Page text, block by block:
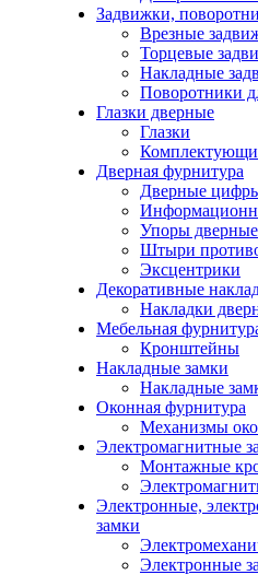
Задвижки,
Врезные
Торцевые
Накладные
Поворотники
Глазки дверные
Глазки
Дверная фурнитура
Дверные
Упоры дверные
Штыри
Эксцентрики
Декоративные
Накладки
Мебельная
Кронштейны
Накладные замки
Накладные
Оконная фурнитура
Механизмы
Электромагнитные
Монтажные
Электронные,
замки
Электронные